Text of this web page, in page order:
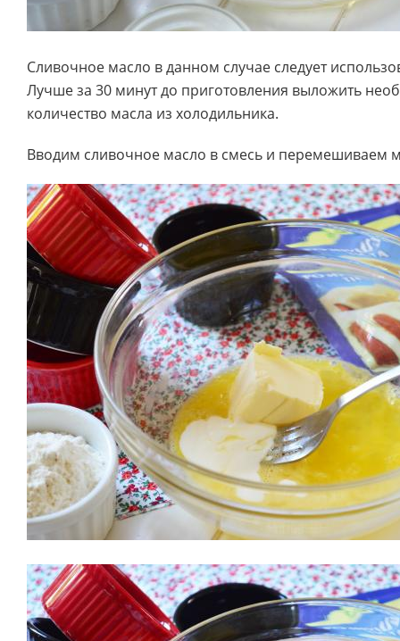
Сливочное масло в данном случае следует
Лучше за 30 минут до приготовления выложить
количество масла из холодильника.
Вводим сливочное масло в смесь и перемешиваем